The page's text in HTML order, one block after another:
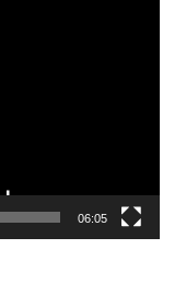
06:05